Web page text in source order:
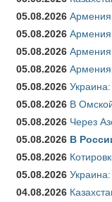
05.08.2026
05.08.2026
05.08.2026
05.08.2026
05.08.2026
05.08.2026 В
05.08.2026 Через
05.08.2026 В
05.08.2026
05.08.2026
04.08.2026